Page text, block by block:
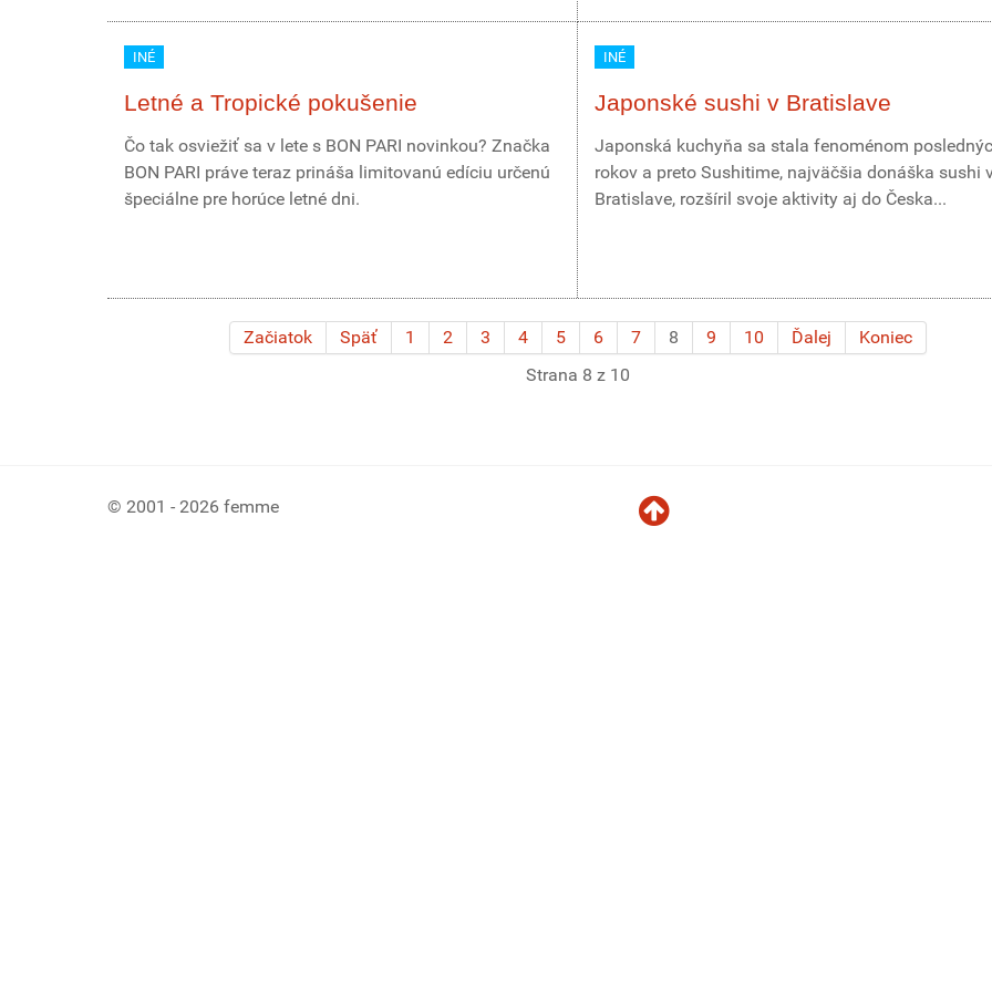
INÉ
Letné a Tropické pokušenie
Čo tak osviežiť sa v lete s BON PARI novinkou? Značka
BON PARI práve teraz prináša limitovanú edíciu určenú
špeciálne pre horúce letné dni.
INÉ
Japonské sushi v Bratislave
Japonská kuchyňa sa stala fenoménom
rokov a preto Sushitime, najväčšia donáška sushi
Bratislave, rozšíril svoje aktivity aj do Česka...
Začiatok Späť 1 2 3 4 5 6 7 8 9 10 Ďalej
Koniec
Strana 8 z 10
© 2001 - 2026 femme